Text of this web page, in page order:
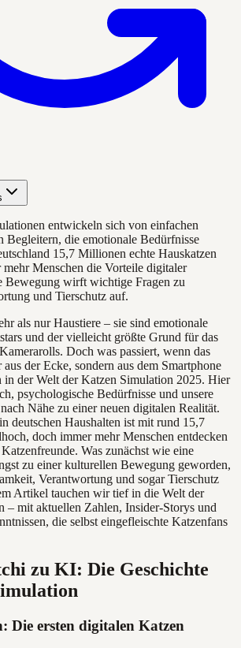
entwickeln sich von einfachen
Begleitern, die emotionale Bedürfnisse
15,7 Millionen echte Hauskatzen
mehr Menschen die Vorteile digitaler
Bewegung wirft wichtige Fragen zu
und Tierschutz auf.
als nur Haustiere – sie sind emotionale
und der vielleicht größte Grund für das
Doch was passiert, wenn das
der Ecke, sondern aus dem Smartphone
der Welt der Katzen Simulation 2025. Hier
psychologische Bedürfnisse und unsere
Nähe zu einer neuen digitalen Realität.
deutschen Haushalten ist mit rund 15,7
doch immer mehr Menschen entdecken
Was zunächst wie eine
zu einer kulturellen Bewegung geworden,
Verantwortung und sogar Tierschutz
Artikel tauchen wir tief in die Welt der
– mit aktuellen Zahlen, Insider-Storys und
die selbst eingefleischte Katzenfans
zu KI: Die Geschichte
Die ersten digitalen Katzen